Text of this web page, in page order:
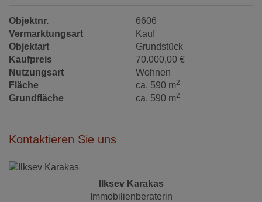
Objektnr.
6606
Vermarktungsart
Kauf
Objektart
Grundstück
Kaufpreis
70.000,00 €
Nutzungsart
Wohnen
Fläche
ca. 590 m2
Grundfläche ca. 590 m2
Kontaktieren Sie uns
Ilksev Karakas
Immobilienberaterin